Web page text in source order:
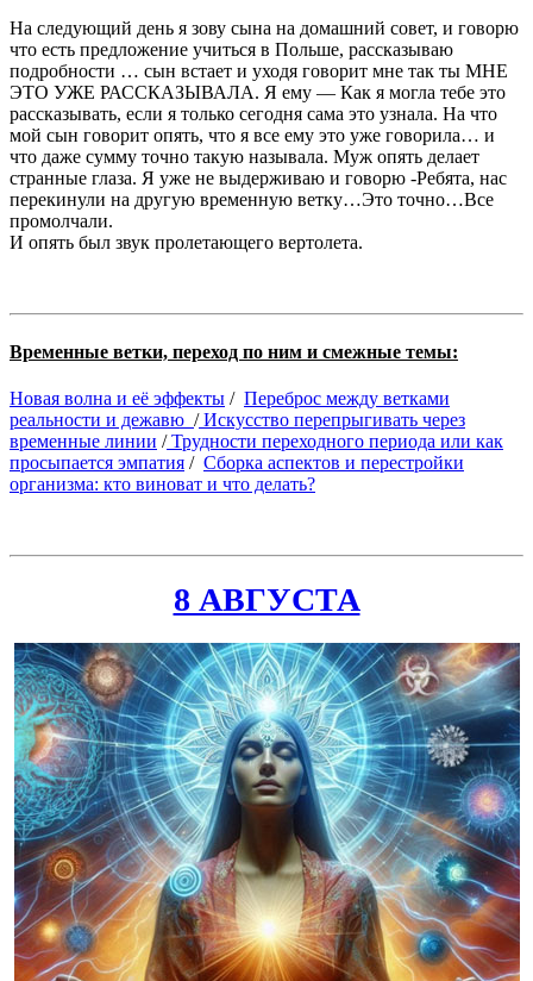
На следующий день я зову сына на домашний совет, и говорю
что есть предложение учиться в Польше, рассказываю
подробности … сын встает и уходя говорит мне так ты МНЕ
ЭТО УЖЕ РАССКАЗЫВАЛА. Я ему — Как я могла тебе это
рассказывать, если я только сегодня сама это узнала. На что
мой сын говорит опять, что я все ему это уже говорила… и
что даже сумму точно такую называла. Муж опять делает
странные глаза. Я уже не выдерживаю и говорю -Ребята, нас
перекинули на другую временную ветку…Это точно…Все
промолчали.
И опять был звук пролетающего вертолета.
Временные ветки, переход по ним и смежные темы:
Новая волна и её эффекты / Переброс между ветками
реальности и дежавю /Искусство перепрыгивать через
временные линии /Трудности переходного периода или как
просыпается эмпатия / Сборка аспектов и перестройки
организма: кто виноват и что делать?
8 АВГУСТА